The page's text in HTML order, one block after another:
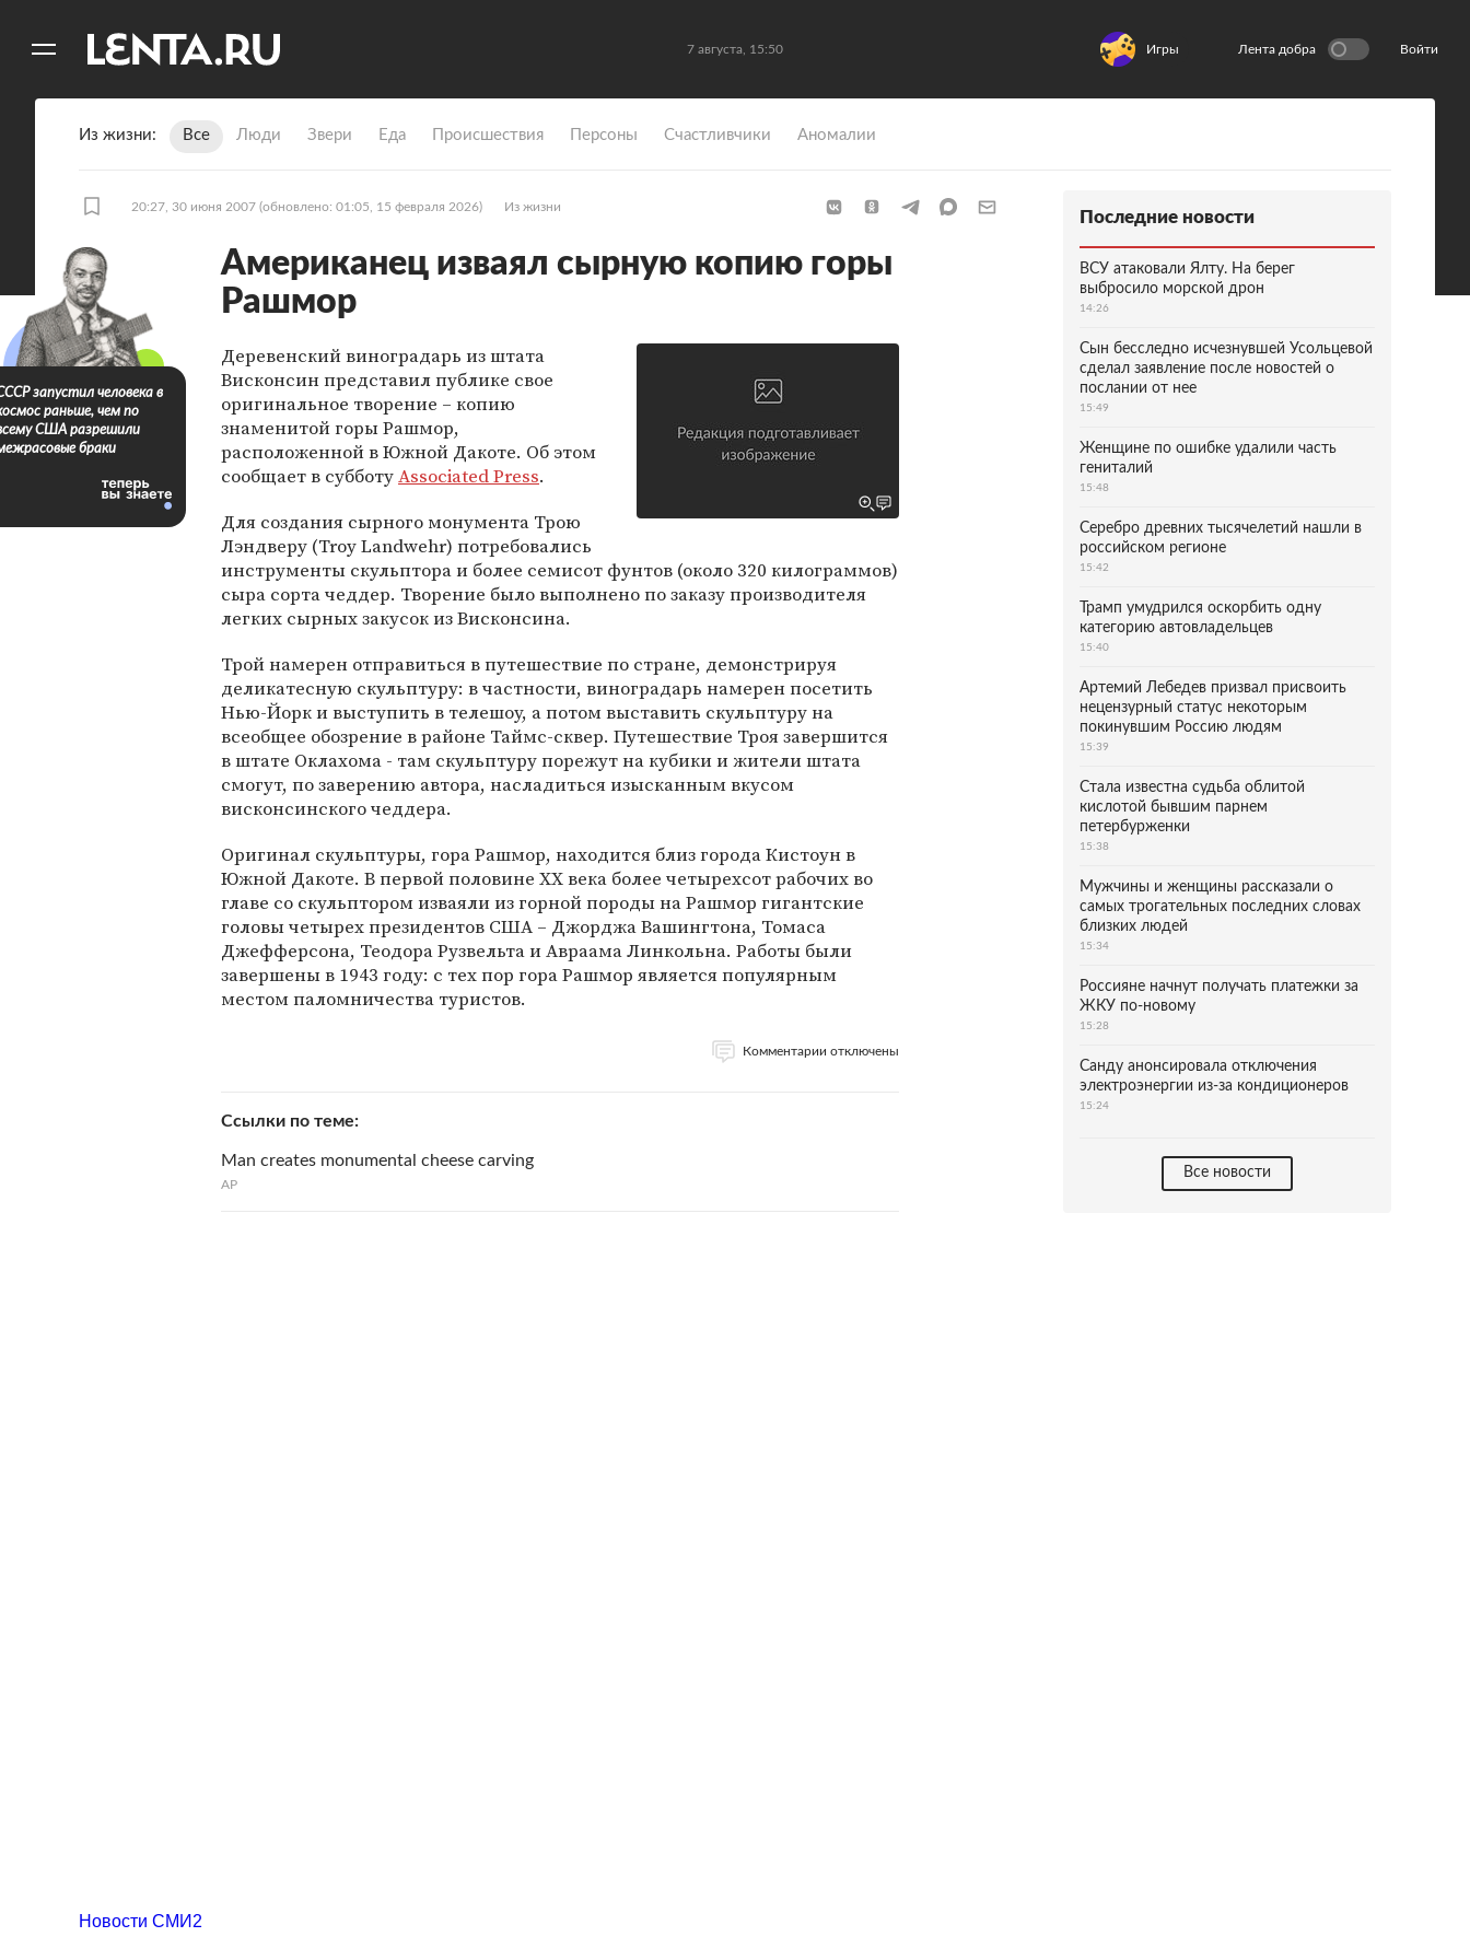
7 августа, 15:50 Игры Лента добра Войти
Из жизни Все Люди Звери Еда Происшествия Персоны Счастливчики Аномалии
20:27, 30 июня 2007 (обновлено: 01:05, 15 февраля 2026) Из жизни
Американец изваял сырную копию горы
Рашмор
Деревенский виноградарь из штата
Висконсин представил публике свое
оригинальное творение – копию
знаменитой горы Рашмор,
расположенной в Южной Дакоте. Об этом
сообщает в субботуAssociated Press.
Для создания сырного монумента Трою
Лэндверу (Troy Landwehr) потребовались
инструменты скульптора и более семисот фунтов (около 320 килограммов)
сыра сорта чеддер. Творение было выполнено по заказу производителя
легких сырных закусок из Висконсина.
Трой намерен отправиться в путешествие по стране, демонстрируя
деликатесную скульптуру: в частности, виноградарь намерен посетить
Нью-Йорк и выступить в телешоу, а потом выставить скульптуру на
всеобщее обозрение в районе Таймс-сквер. Путешествие Троя завершится
в штате Оклахома - там скульптуру порежут на кубики и жители штата
смогут, по заверению автора, насладиться изысканным вкусом
висконсинского чеддера.
Оригинал скульптуры, гора Рашмор, находится близ города Кистоун в
Южной Дакоте. В первой половине ХХ века более четырехсот рабочих во
главе со скульптором изваяли из горной породы на Рашмор гигантские
головы четырех президентов США – Джорджа Вашингтона, Томаса
Джефферсона, Теодора Рузвельта и Авраама Линкольна. Работы были
завершены в 1943 году: с тех пор гора Рашмор является популярным
местом паломничества туристов.
Комментарии отключены
Ссылки по теме
Man creates monumental cheese carving
AP
запустил человека в
раньше, чем по
США разрешили
браки
Последние новости
ВСУ атаковали Ялту. На берег
выбросило морской дрон
14:26
Сын бесследно исчезнувшей Усольцевой
сделал заявление после новостей о
послании от нее
15:49
Женщине по ошибке удалили часть
гениталий
15:48
Серебро древних тысячелетий нашли в
российском регионе
15:42
Трамп умудрился оскорбить одну
категорию автовладельцев
15:40
Артемий Лебедев призвал присвоить
нецензурный статус некоторым
покинувшим Россию людям
15:39
Стала известна судьба облитой
кислотой бывшим парнем
петербурженки
15:38
Мужчины и женщины рассказали о
самых трогательных последних словах
близких людей
15:34
Россияне начнут получать платежки за
ЖКУ по-новому
15:28
Санду анонсировала отключения
электроэнергии из-за кондиционеров
15:24
Все новости
Новости СМИ2